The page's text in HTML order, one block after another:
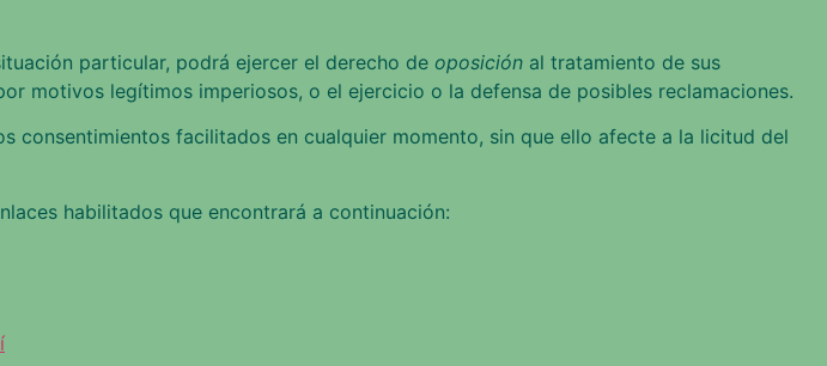
particular, podrá ejercer el derecho de oposición al tratamiento de sus
motivos legítimos imperiosos, o el ejercicio o la defensa de posibles reclamaciones.
consentimientos facilitados en cualquier momento, sin que ello afecte a la licitud del
habilitados que encontrará a continuación: